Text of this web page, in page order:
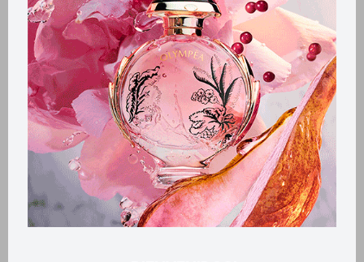
Llega HOY
Llega HOY
LlegaHOY
LlegaHOY